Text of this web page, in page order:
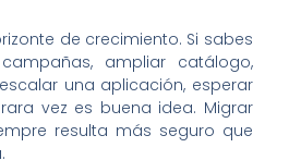
de crecimiento. Si sabes
ampliar catálogo,
una aplicación, esperar
vez es buena idea. Migrar
resulta más seguro que